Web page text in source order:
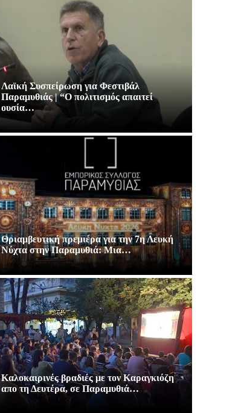
Λαϊκή Συσπείρωση για Φεστιβάλ
Παραμυθιάς | “Ο πολιτισμός απαιτεί
ουσία…
Θριαμβευτική πρεμιέρα για την 7η Λευκή
Νύχτα στην Παραμυθιά: Μια…
Καλοκαιρινές βραδιές με τον Καραγκιόζη
απο τη Δευτέρα, σε Παραμυθιά…